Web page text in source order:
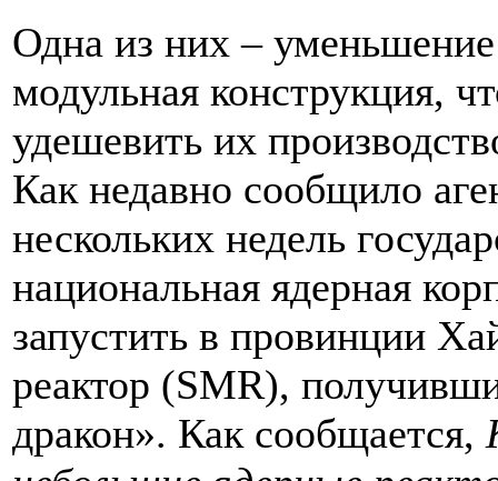
Одна из них –
модульная конструкция,
удешевить их
Как недавно сообщило
нескольких недель
национальная ядерная
запустить в провинции
реактор (SMR),
дракон». Как сообщается,